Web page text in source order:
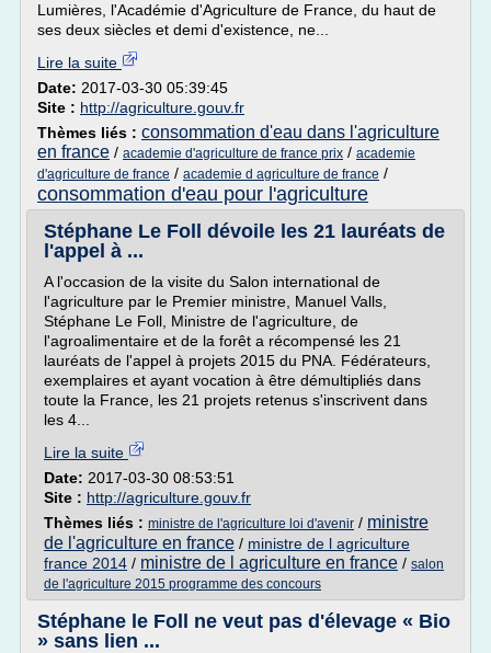
Lumières, l'Académie d'Agriculture de France, du haut de
ses deux siècles et demi d'existence, ne...
Lire la suite
Date: 2017-03-30 05:39:45
Site : http://agriculture.gouv.fr
Thèmes liés : consommation d'eau dans l'agriculture
en france / academie d'agriculture de france prix / academie
d'agriculture de france / academie d agriculture de france /
consommation d'eau pour l'agriculture
Stéphane Le Foll dévoile les 21 lauréats de
l'appel à ...
A l'occasion de la visite du Salon international de
l'agriculture par le Premier ministre, Manuel Valls,
Stéphane Le Foll, Ministre de l'agriculture, de
l'agroalimentaire et de la forêt a récompensé les 21
lauréats de l'appel à projets 2015 du PNA. Fédérateurs,
exemplaires et ayant vocation à être démultipliés dans
toute la France, les 21 projets retenus s'inscrivent dans
les 4...
Lire la suite
Date: 2017-03-30 08:53:51
Site : http://agriculture.gouv.fr
Thèmes liés : ministre de l'agriculture loi d'avenir / ministre
de l'agriculture en france / ministre de l agriculture
france 2014 / ministre de l agriculture en france / salon
de l'agriculture 2015 programme des concours
Stéphane le Foll ne veut pas d'élevage « Bio
» sans lien ...